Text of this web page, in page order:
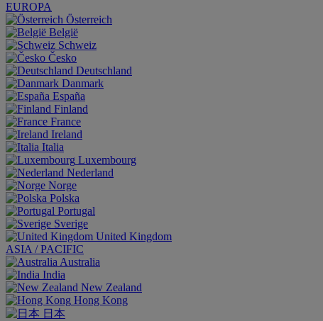
EUROPA
Österreich
België
Schweiz
Česko
Deutschland
Danmark
España
Finland
France
Ireland
Italia
Luxembourg
Nederland
Norge
Polska
Portugal
Sverige
United Kingdom
ASIA / PACIFIC
Australia
India
New Zealand
Hong Kong
日本